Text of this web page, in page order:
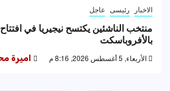
الاخبار رئيسى عاجل
منتخب الناشئين يكتسح نيجيريا في
بالأفروباسكت
الأربعاء, 5 أغسطس 2026, 8:16 م اميرة